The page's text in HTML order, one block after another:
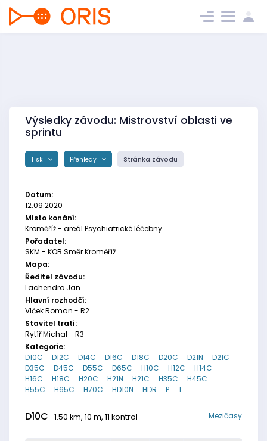
Výsledky závodu: Mistrovství oblasti ve
sprintu
Tisk Přehledy Stránka závodu
Datum:
12.09.2020
Místo konání:
Kroměříž - areál Psychiatrické léčebny
Pořadatel:
SKM - KOB Směr Kroměříž
Mapa:
Ředitel závodu:
Lachendro Jan
Hlavní rozhodčí:
Vlček Roman - R2
Stavitel tratí:
Rytíř Michal - R3
Kategorie:
D10C
D12C D14C D16C D18C D20C D21N
D21C
D35C
D45C D55C D65C H10C H12C
H14C
H16C
H18C H20C H21N H21C H35C
H45C
H55C
H65C H70C HD10N HDR P T
D10C 1.50 km, 10 m, 11 kontrol Mezičasy